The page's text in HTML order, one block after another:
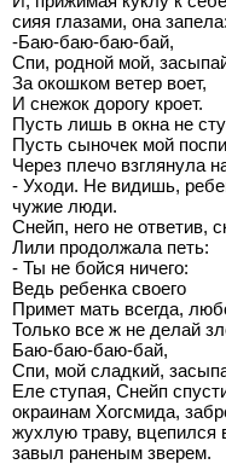
сияя глазами, она запела:
-Баю-баю-баю-бай,
Спи, родной мой,
За окошком ветер воет,
И снежок дорогу кроет.
Пусть лишь в окна не
Пусть сыночек мой
Через плечо взглянула
- Уходи. Не видишь,
чужие люди.
Снейп, него не ответив,
Лили продолжала петь:
- Ты не бойся ничего:
Ведь ребенка своего
Примет мать всегда,
Только все ж не делай
Баю-баю-баю-бай,
Спи, мой сладкий,
Еле ступая, Снейп
окраинам Хогсмида,
жухлую траву, вцепился
завыл раненым зверем.